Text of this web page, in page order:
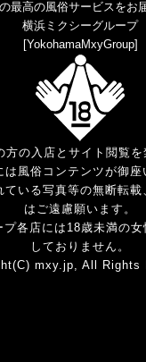
最高の風俗サービスをお
横浜ミクシーグループ
[YokohamaMxyGroup]
方の入店とサイト閲覧
は風俗コンテンツが御座
ている写真等の無断転載
はご遠慮願います。
各店には18歳未満の
しておりません。
mxy.jp, All Rights